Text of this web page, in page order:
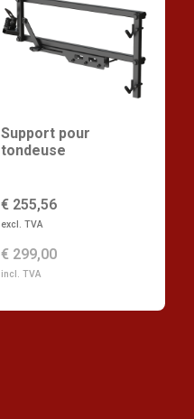
Support pour
tondeuse
€ 255,56
excl. TVA
€ 299,00
incl. TVA